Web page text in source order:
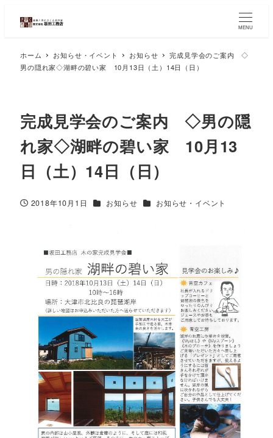
MENU
ホーム お知らせ・イベント お知らせ
完成見学会のご案内 ◇
男の隠れ家◇湖畔の碧い家 10月13日（土）14日（日）
完成見学会のご案内 ◇男の隠
れ家◇湖畔の碧い家 10月13
日（土）14日（日）
2018年10月1日 お知らせ お知らせ・イベント